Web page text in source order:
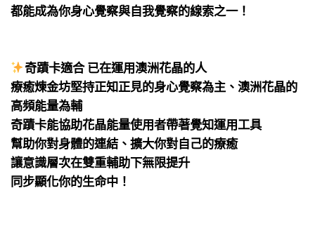
都能成為你身心覺察與自我覺察的線索之一！
奇蹟卡適合 已在運用澳洲花晶的人
療癒煉金坊堅持正知正見的身心覺察為主、澳洲花晶的
高頻能量為輔
奇蹟卡能協助花晶能量使用者帶著覺知運用工具
幫助你對身體的連結、擴大你對自己的療癒
讓意識層次在雙重輔助下無限提升
同步顯化你的生命中！